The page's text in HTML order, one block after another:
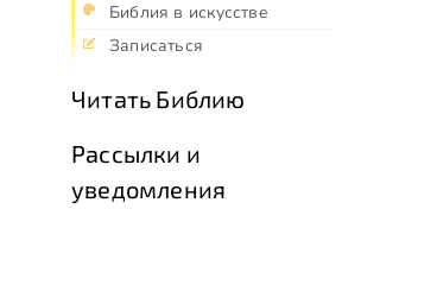
Библия в искусстве
Записаться
Читать Библию
Рассылки и
уведомления